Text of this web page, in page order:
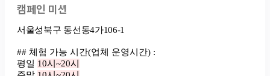
캠페인 미션